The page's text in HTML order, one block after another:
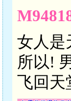
女人是
所以!
飞回天